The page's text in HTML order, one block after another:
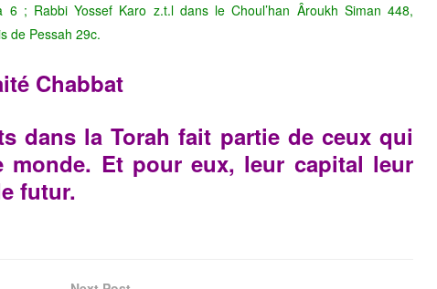
; Rabbi Yossef Karo z.t.l dans le Choul’han Âroukh Siman 448,
de Pessah 29c.
Chabbat
dans la Torah fait partie de ceux qui
Et pour eux, leur capital leur
futur.